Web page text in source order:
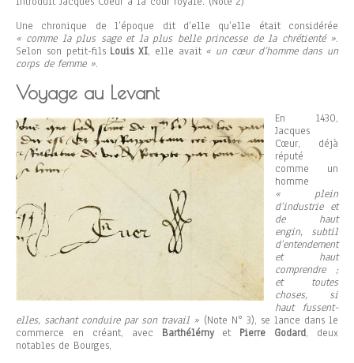
Une chronique de l’époque dit d’elle qu’elle était considérée
« comme la plus sage et la plus belle princesse de la chrétienté ».
Selon son petit-fils Louis XI, elle avait « un cœur d’homme dans un
corps de femme ».
Voyage au Levant
En 1430,
Jacques
Cœur, déjà
réputé
comme un
homme
« plein
d’industrie et
de haut
engin, subtil
d’entendement
et haut
comprendre ;
et toutes
choses, si
haut fussent-
elles, sachant conduire par son travail » (Note N° 3), se lance dans le
commerce en créant, avec Barthélémyet Pierre Godard, deux
notables de Bourges,